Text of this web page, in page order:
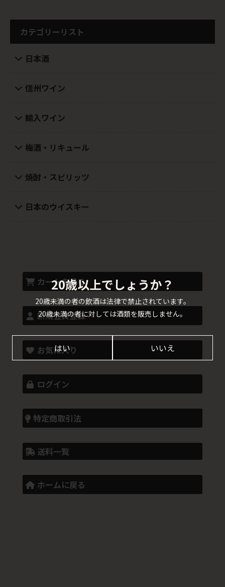
20歳以上でしょうか？
20歳未満の者の飲酒は法律で禁止されています。
20歳未満の者に対しては酒類を販売しません。
はい いいえ
カテゴリーリスト
日本酒
信州ワイン
輸入ワイン
梅酒・リキュール
焼酎・スピリッツ
日本のウイスキー
カートを見る
新規会員登録
お気に入り
ログイン
特定商取引法
送料一覧
ホームに戻る